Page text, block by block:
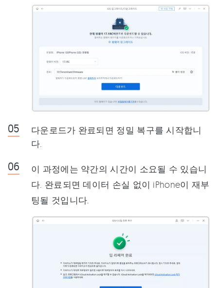
다운로드가 완료되면 정밀 복구를 시작합니
다.
이 과정에는 약간의 시간이 소요될 수 있습니
다. 완료되면 데이터 손실 없이 iPhone이 재부
팅될 것입니다.